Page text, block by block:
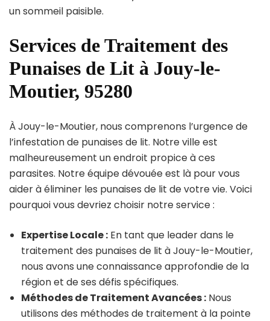
un sommeil paisible.
Services de Traitement des
Punaises de Lit à Jouy-le-
Moutier, 95280
À Jouy-le-Moutier, nous comprenons l’urgence de
l’infestation de punaises de lit. Notre ville est
malheureusement un endroit propice à ces
parasites. Notre équipe dévouée est là pour vous
aider à éliminer les punaises de lit de votre vie. Voici
pourquoi vous devriez choisir notre service :
Expertise Locale : En tant que leader dans le
traitement des punaises de lit à Jouy-le-Moutier,
nous avons une connaissance approfondie de la
région et de ses défis spécifiques.
Méthodes de Traitement Avancées : Nous
utilisons des méthodes de traitement à la pointe